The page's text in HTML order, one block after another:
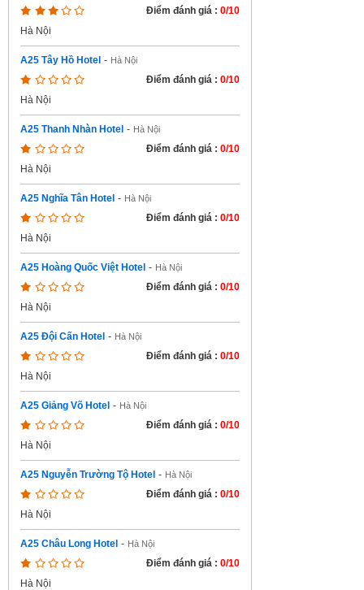
Điểm đánh giá : 0/10
Hà Nội
A25 Tây Hồ Hotel - Hà Nội
Điểm đánh giá : 0/10
Hà Nội
A25 Thanh Nhàn Hotel - Hà Nội
Điểm đánh giá : 0/10
Hà Nội
A25 Nghĩa Tân Hotel - Hà Nội
Điểm đánh giá : 0/10
Hà Nội
A25 Hoàng Quốc Việt Hotel - Hà Nội
Điểm đánh giá : 0/10
Hà Nội
A25 Đội Cấn Hotel - Hà Nội
Điểm đánh giá : 0/10
Hà Nội
A25 Giảng Võ Hotel - Hà Nội
Điểm đánh giá : 0/10
Hà Nội
A25 Nguyễn Trường Tộ Hotel - Hà Nội
Điểm đánh giá : 0/10
Hà Nội
A25 Châu Long Hotel - Hà Nội
Điểm đánh giá : 0/10
Hà Nội